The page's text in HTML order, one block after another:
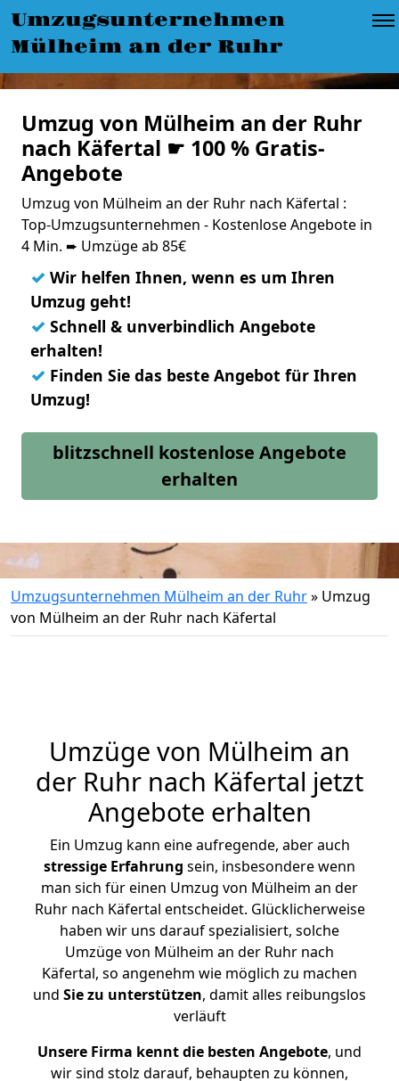
Umzugsunternehmen
Mülheim an der Ruhr
Umzug von Mülheim an der Ruhr
nach Käfertal ☛ 100 % Gratis-
Angebote
Umzug von Mülheim an der Ruhr nach Käfertal :
Top-Umzugsunternehmen - Kostenlose Angebote in
4 Min. ➨ Umzüge ab 85€
✓ Wir helfen Ihnen, wenn es um Ihren
Umzug geht!
✓ Schnell & unverbindlich Angebote
erhalten!
✓ Finden Sie das beste Angebot für Ihren
Umzug!
blitzschnell kostenlose Angebote
erhalten
Umzugsunternehmen Mülheim an der Ruhr» Umzug
von Mülheim an der Ruhr nach Käfertal
Umzüge von Mülheim an
der Ruhr nach Käfertal jetzt
Angebote erhalten
Ein Umzug kann eine aufregende, aber auch
stressige Erfahrung sein, insbesondere wenn
man sich für einen Umzug von Mülheim an der
Ruhr nach Käfertal entscheidet. Glücklicherweise
haben wir uns darauf spezialisiert, solche
Umzüge von Mülheim an der Ruhr nach
Käfertal, so angenehm wie möglich zu machen
und Sie zu unterstützen, damit alles reibungslos
verläuft
Unsere Firma kennt die besten Angebote, und
wir sind stolz darauf, behaupten zu können,